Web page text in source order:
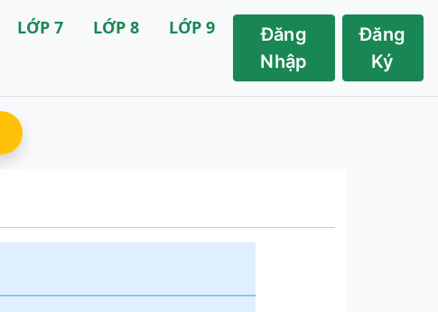
LỚP 7 LỚP 8
LỚP 9
Đăng
Nhập
Đăng
Ký